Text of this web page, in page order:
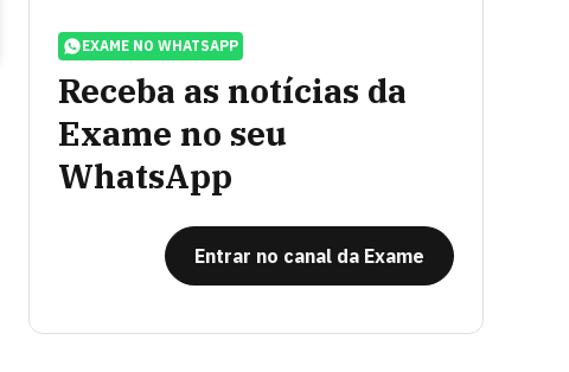
EXAME NO WHATSAPP
Receba as notícias da
Exame no seu
WhatsApp
Entrar no canal da Exame